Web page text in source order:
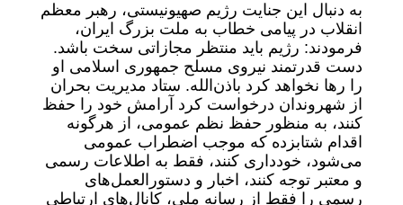
به دنبال این جنایت رژیم صهیونیستی، رهبر معظم
انقلاب در پیامی خطاب به ملت بزرگ ایران،
فرمودند: رژیم باید منتظر مجازاتی سخت باشد.
دست قدرتمند نیروی مسلح جمهوری اسلامی او
را رها نخواهد کرد باذن‌الله. ستاد مدیریت بحران
از شهروندان درخواست کرد آرامش خود را حفظ
کنند، به منظور حفظ نظم عمومی، از هرگونه
اقدام شتابزده که موجب اضطراب عمومی
می‌شود، خودداری کنند، فقط به اطلاعات رسمی
و معتبر توجه کنند، اخبار و دستورالعمل‌های
رسمی را فقط از رسانه ملی، کانال‌های ارتباطی